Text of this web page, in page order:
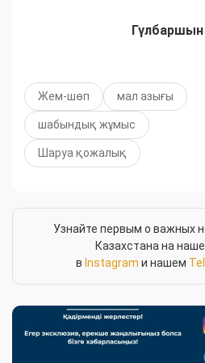
Жем-шөп мал азығы
шабындық жұмыс
Шаруа қожалық
Узнайте первым о важных
Казахстана на
в Instagram и нашем